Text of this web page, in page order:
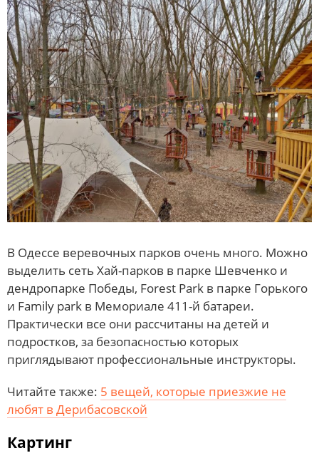
В Одессе веревочных парков очень много. Можно
выделить сеть Хай-парков в парке Шевченко и
дендропарке Победы, Forest Park в парке Горького
и Family park в Мемориале 411-й батареи.
Практически все они рассчитаны на детей и
подростков, за безопасностью которых
приглядывают профессиональные инструкторы.
Читайте также: 5 вещей, которые приезжие не
любят в Дерибасовской
Картинг